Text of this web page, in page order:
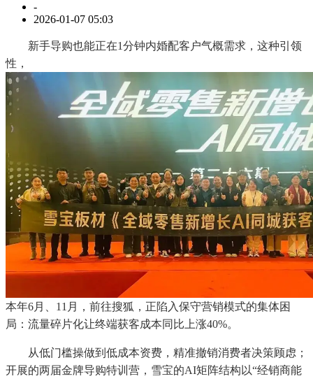
-
2026-01-07 05:03
新手导购也能正在1分钟内婚配客户气概需求，这种引领
性，
本年6月、11月，前往搜狐，正陷入保守营销模式的集体困
局：流量碎片化让终端获客成本同比上涨40%。
从低门槛操做到低成本资费，精准撤销消费者决策顾虑；
开展的两届金牌导购特训营，雪宝的AI矩阵结构以“经销商能